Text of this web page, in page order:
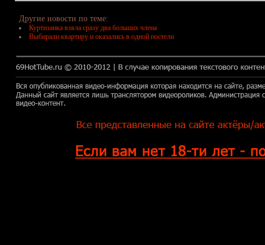
Другие новости по теме:
Куртизанка взяла сразу два больших члена
Выбирали квартиру и оказались в одной постели